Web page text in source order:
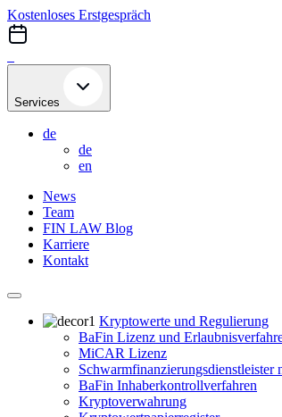
Skip
to
content
Kostenloses Erstgespräch
Services
de
de
en
News
Team
FIN LAW Blog
Karriere
Kontakt
Kryptowerte und Regulierung
BaFin Lizenz und
MiCAR Lizenz
Schwarmfinanzierungsdienstleister
BaFin Inhaberkontrollverfahren
Kryptoverwahrung